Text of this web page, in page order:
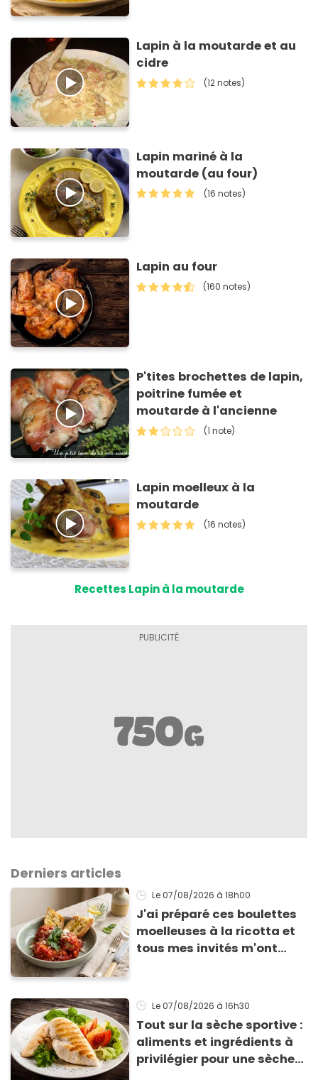
Lapin à la moutarde et au
cidre
(12 notes)
Lapin mariné à la
moutarde (au four)
(16 notes)
Lapin au four
(160 notes)
P'tites brochettes de lapin,
poitrine fumée et
moutarde à l'ancienne
(1 note)
Lapin moelleux à la
moutarde
(16 notes)
Recettes Lapin à la moutarde
Derniers articles
Le 07/08/2026 à 18h00
J'ai préparé ces boulettes
moelleuses à la ricotta et
tous mes invités m'ont
Le 07/08/2026 à 16h30
Tout sur la sèche sportive :
aliments et ingrédients à
privilégier pour une sèche